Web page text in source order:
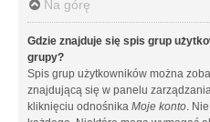
Na górę
Gdzie znajduje się spis grup
grupy?
Spis grup użytkowników można
znajdującą się w panelu
kliknięciu odnośnika Moje konto.